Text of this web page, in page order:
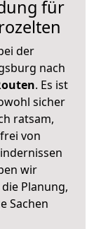
für
der
nach
. Es ist
sicher
ratsam,
von
wir
Planung,
Sachen